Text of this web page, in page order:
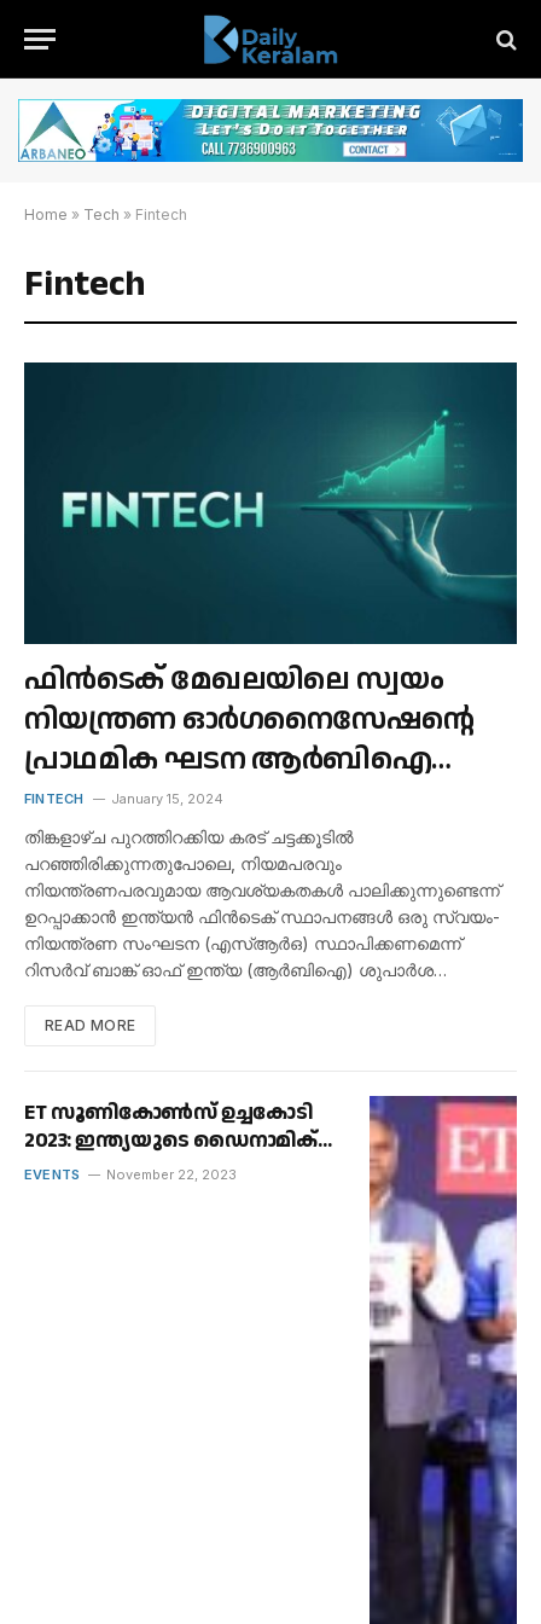
Home » Tech » Fintech
Fintech
ഫിൻ‌ടെക് മേഖലയിലെ സ്വയം
നിയന്ത്രണ ഓർഗനൈസേഷന്റെ
പ്രാഥമിക ഘടന ആർ‌ബി‌ഐ
അവതരിപ്പിച്ചു
FINTECH January 15, 2024
തിങ്കളാഴ്ച പുറത്തിറക്കിയ കരട് ചട്ടക്കൂടിൽ
പറഞ്ഞിരിക്കുന്നതുപോലെ, നിയമപരവും
നിയന്ത്രണപരവുമായ ആവശ്യകതകൾ പാലിക്കുന്നുണ്ടെന്ന്
ഉറപ്പാക്കാൻ ഇന്ത്യൻ ഫിൻടെക് സ്ഥാപനങ്ങൾ ഒരു സ്വയം-
നിയന്ത്രണ സംഘടന (എസ്ആർഒ) സ്ഥാപിക്കണമെന്ന്
റിസർവ് ബാങ്ക് ഓഫ് ഇന്ത്യ (ആർബിഐ) ശുപാർശ…
READ MORE
ET സൂണികോൺസ് ഉച്ചകോടി
2023: ഇന്ത്യയുടെ ഡൈനാമിക്
ഫിൻടെക് സ്‌പെയ്‌സിലെ
EVENTS November 22, 2023